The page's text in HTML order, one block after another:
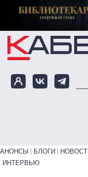
Перейти к основному
Primary links bottom
АНОНСЫ БЛОГИ
ИНТЕРВЬЮ